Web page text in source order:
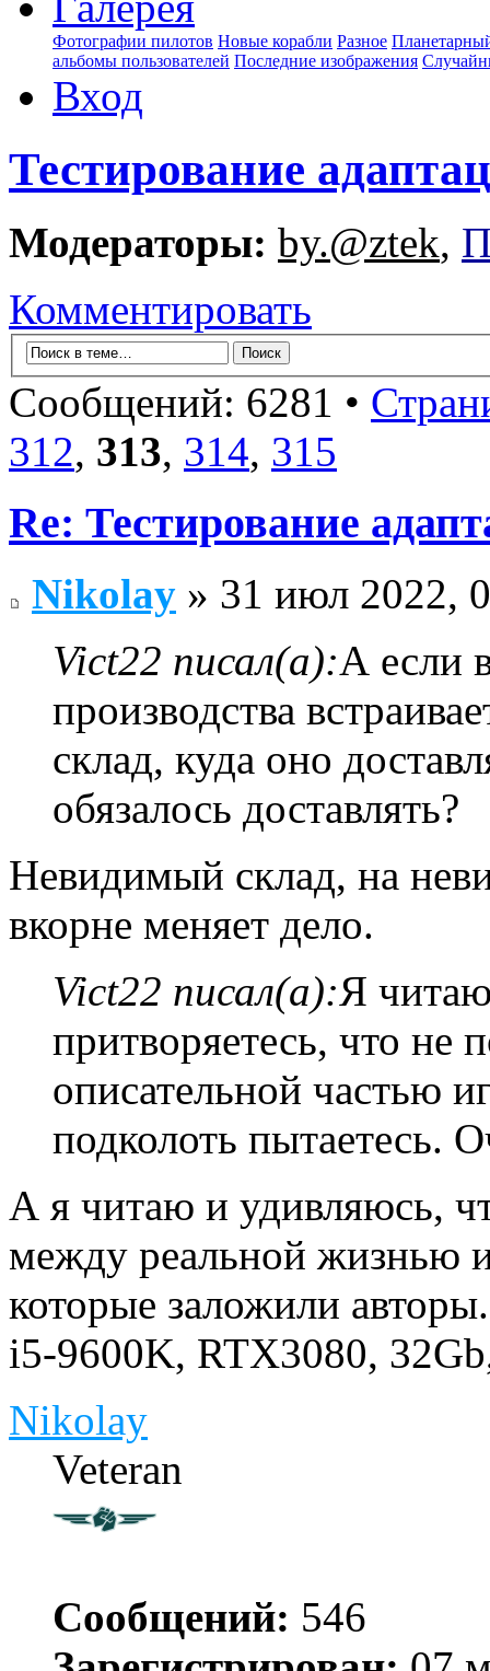
Фотографии пилотов Новые корабли Разное
альбомы пользователей Последние изображения
Вход
Тестирование
Модераторы: by.@ztek,
Комментировать
Сообщений: 6281 •
312, 313, 314, 315
Re: Тестирование
Nikolay » 31 июл 2022,
Vict22 писал(а):А если
производства
склад, куда оно
обязалось доставлять?
Невидимый склад, на
вкорне меняет дело.
Vict22 писал(а):Я
притворяетесь, что не
описательной частью
подколоть пытаетесь.
А я читаю и удивляюсь,
между реальной жизнью
которые заложили авторы.
i5-9600K, RTX3080,
Nikolay
Veteran
Сообщений: 546